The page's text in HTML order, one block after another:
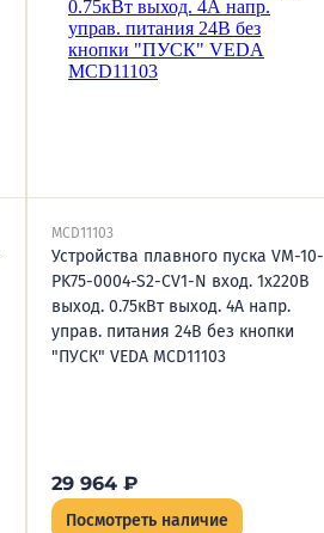
MCD11103
Устройства плавного пуска VM-10-
PK75-0004-S2-CV1-N вход. 1х220В
выход. 0.75кВт выход. 4А напр.
управ. питания 24В без кнопки
"ПУСК" VEDA MCD11103
29 964 ₽
Посмотреть наличие